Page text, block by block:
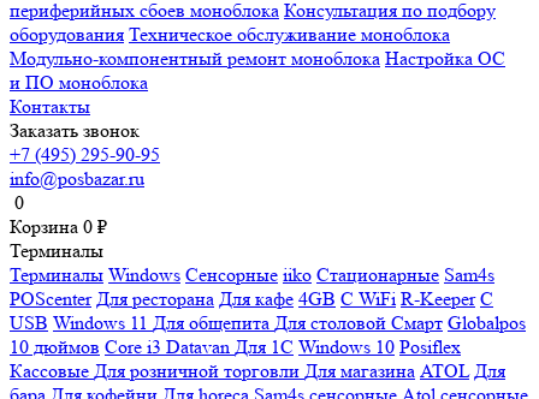
периферийных сбоев моноблока Консультация по подбору
оборудования Техническое обслуживание моноблока
Модульно-компонентный ремонт моноблока Настройка ОС
и ПО моноблока
Контакты
Заказать звонок
+7 (495) 295-90-95
info@posbazar.ru
0
Корзина 0 ₽
Терминалы
Терминалы Windows Сенсорные iiko Стационарные Sam4s
POScenter Для ресторана Для кафе 4GB С WiFi R-Keeper С
USB Windows 11 Для общепита Для столовой Смарт Globalpos
10 дюймов Core i3 Datavan Для 1С Windows 10 Posiflex
Кассовые Для розничной торговли Для магазина ATOL Для